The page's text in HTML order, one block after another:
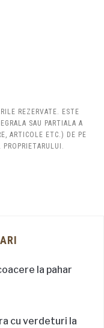
REZERVATE. ESTE
SAU PARTIALA A
ARTICOLE ETC.) DE PE
PROPRIETARULUI.
la pahar
cu verdeturi la